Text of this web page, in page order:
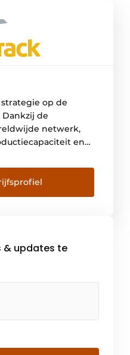
strategie op de
de
netwerk,
en
behoort de
vandaag tot een
leveranciers op de
Een sterke
700
& updates te